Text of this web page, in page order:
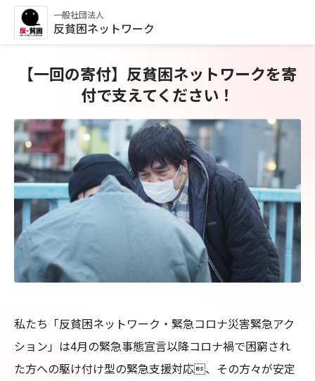
一般社団法人
反貧困ネットワーク
【一回の寄付】反貧困ネットワークを寄
付で支えてください！
私たち「反貧困ネットワーク・緊急コロナ災害緊急アク
ション」は4月の緊急事態宣言以降コロナ禍で困窮され
た方への駆け付け型の緊急支援対応、その方々が安定